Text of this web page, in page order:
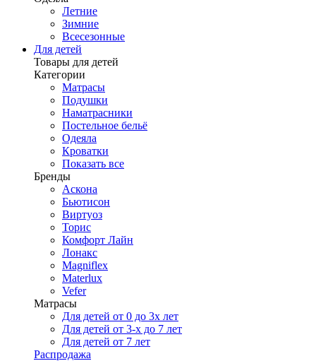
Летние
Зимние
Всесезонные
Для детей
Товары для детей
Категории
Матрасы
Подушки
Наматрасники
Постельное бельё
Одеяла
Кроватки
Показать все
Бренды
Аскона
Бьютисон
Виртуоз
Торис
Комфорт Лайн
Лонакс
Magniflex
Materlux
Vefer
Матрасы
Для детей от 0 до 3х лет
Для детей от 3-х до 7 лет
Для детей от 7 лет
Распродажа